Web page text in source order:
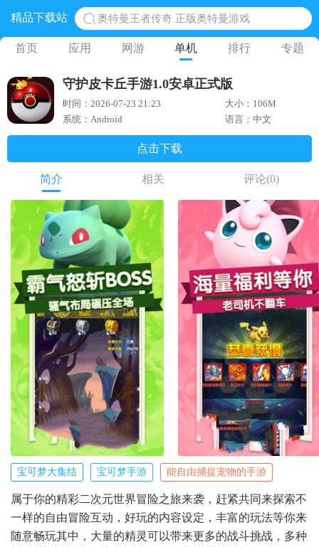
精品下载站
奥特曼王者传奇 正版奥特曼游戏
地铁跑酷体验服国际服 地铁跑酷体验服版本
网易光遇手游正版 点亮星空共庆周年
黎明觉醒生机腾讯正版 黎明觉醒生机国际服
蛋仔派对下载 蛋仔派对体验服
首页 应用 网游 单机 排行 专题
守护皮卡丘手游1.0安卓正式版
时间：2026-07-23 21:23
大小：106M
系统：Android
语言：中文
点击下载
简介 相关 评论(0)
宝可梦大集结 宝可梦手游 能自由捕捉宠物的手游
属于你的精彩二次元世界冒险之旅来袭，赶紧共同来探索不
一样的自由冒险互动，好玩的内容设定，丰富的玩法等你来
随意畅玩其中，大量的精灵可以带来更多的战斗挑战，多种